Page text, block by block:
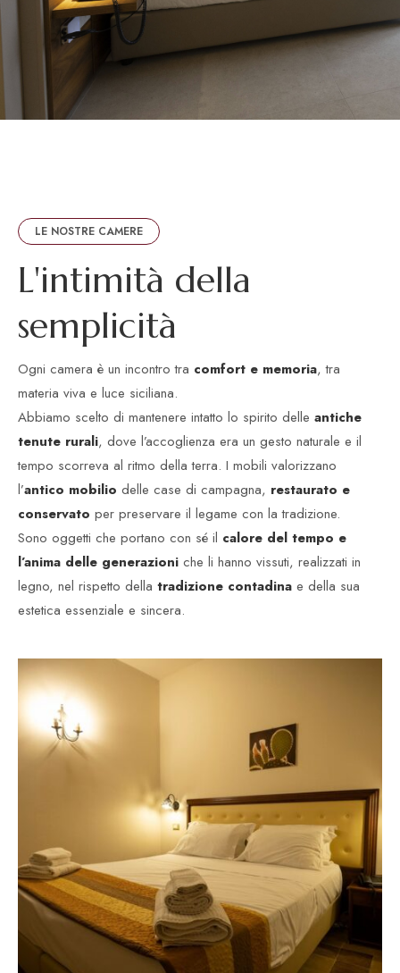
LE NOSTRE CAMERE
L'intimità della
semplicità
Ogni camera è un incontro tra comfort e memoria, tra
materia viva e luce siciliana.
Abbiamo scelto di mantenere intatto lo spirito delle antiche
tenute rurali, dove l’accoglienza era un gesto naturale e il
tempo scorreva al ritmo della terra. I mobili valorizzano
l’antico mobilio delle case di campagna, restaurato e
conservato per preservare il legame con la tradizione.
Sono oggetti che portano con sé il calore del tempo e
l’anima delle generazioni che li hanno vissuti, realizzati in
legno, nel rispetto della tradizione contadina e della sua
estetica essenziale e sincera.